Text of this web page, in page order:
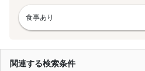
食事あり
関連する検索条件